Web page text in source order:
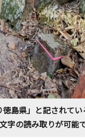
島県」と記されて
字の読み取りが可能で